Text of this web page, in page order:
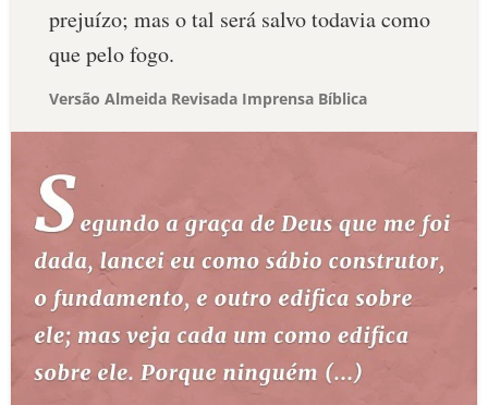
prejuízo; mas o tal será salvo todavia como
que pelo fogo.
Versão Almeida Revisada Imprensa Bíblica